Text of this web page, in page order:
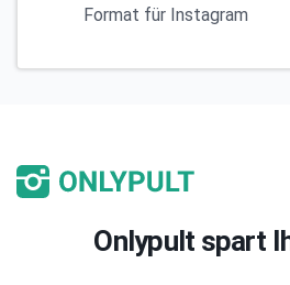
Format für Instagram
Onlypult spart